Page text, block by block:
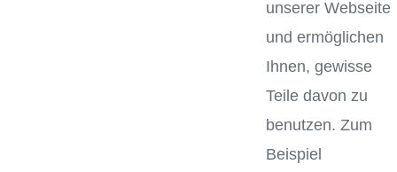
unserer Webseite
und ermöglichen
Ihnen, gewisse
Teile davon zu
benutzen. Zum
Beispiel